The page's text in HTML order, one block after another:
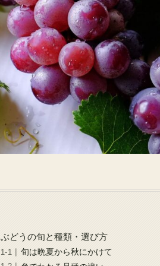
ぶどうの旬と種類・選び方
旬は晩夏から秋にかけて